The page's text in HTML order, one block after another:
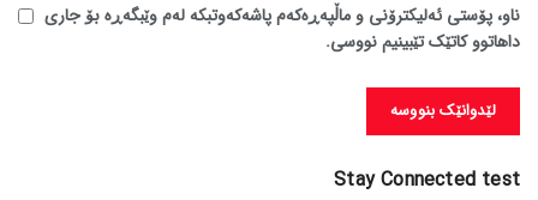
ناو، پۆستی ئەلیکترۆنی و ماڵپەڕەکەم پاشەکەوتبکە لەم وێبگەڕە بۆ جاری
داهاتوو کاتێک تێبینیم نووسی.
Stay Connected test